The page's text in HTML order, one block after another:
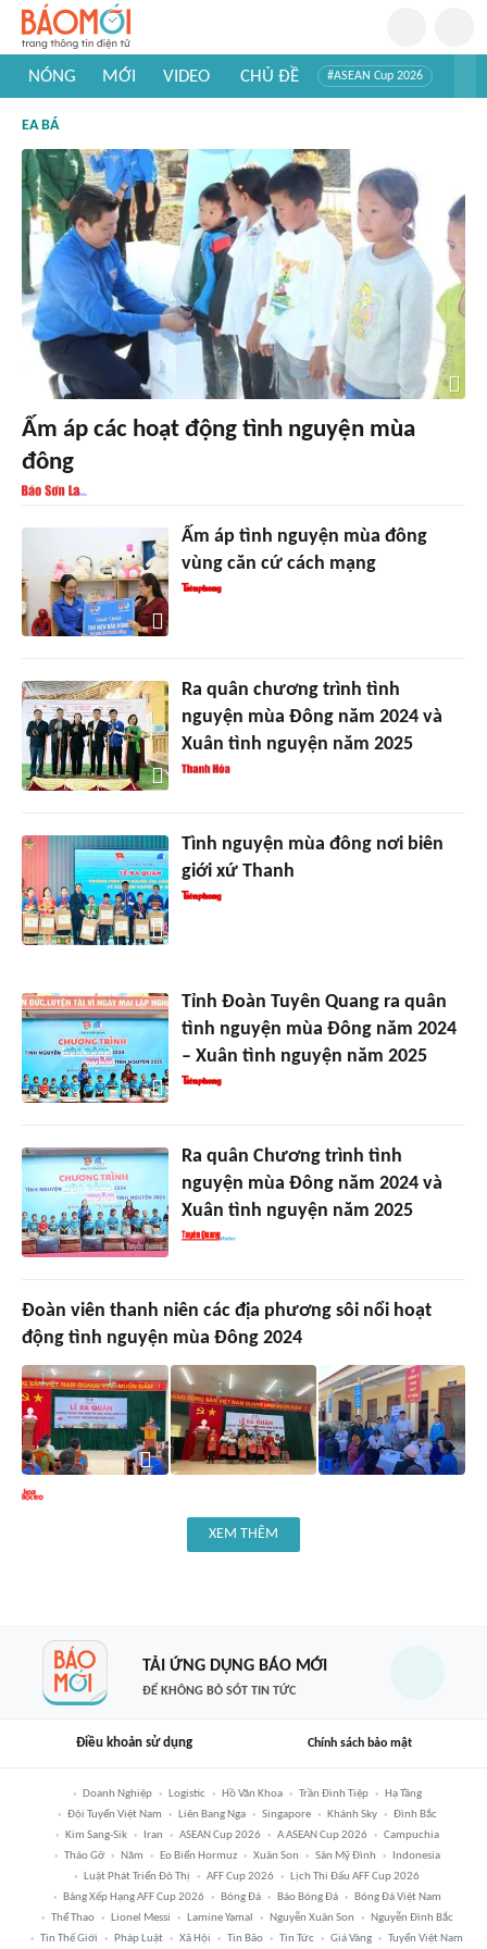
NÓNG MỚI VIDEO CHỦ ĐỀ #ASEAN Cup 2026
#Khám phá thế giới
EA BÁ
Ấm áp các hoạt động tình nguyện mùa
đông
Ấm áp tình nguyện mùa đông
vùng căn cứ cách mạng
Ra quân chương trình tình
nguyện mùa Đông năm 2024 và
Xuân tình nguyện năm 2025
Tình nguyện mùa đông nơi biên
giới xứ Thanh
Tỉnh Đoàn Tuyên Quang ra quân
tình nguyện mùa Đông năm 2024
– Xuân tình nguyện năm 2025
Ra quân Chương trình tình
nguyện mùa Đông năm 2024 và
Xuân tình nguyện năm 2025
Đoàn viên thanh niên các địa phương sôi nổi hoạt
động tình nguyện mùa Đông 2024
XEM THÊM
TẢI ỨNG DỤNG BÁO MỚI
ĐỂ KHÔNG BỎ SÓT TIN TỨC
Điều khoản sử dụng Chính sách bảo mật
Doanh Nghiệp Logistic Hồ Văn Khoa Trần Đình Tiệp
Hạ Tầng
Đội Tuyển Việt Nam
Liên Bang Nga Singapore Khánh Sky
Đình Bắc
Kim Sang-Sik
Iran ASEAN Cup 2026 A ASEAN Cup 2026
Campuchia
Tháo Gỡ
Năm Eo Biển Hormuz Xuân Son Sân Mỹ Đình
Indonesia
Luật Phát Triển Đô Thị
AFF Cup 2026
Lịch Thi Đấu AFF Cup 2026
Bảng Xếp Hạng AFF Cup 2026
Bóng Đá Báo Bóng Đá
Bóng Đá Việt Nam
Thể Thao
Lionel Messi Lamine Yamal Nguyễn Xuân Son
Nguyễn Đình Bắc
Tin Thế Giới
Pháp Luật Xã Hội Tin Bão Tin Tức Giá Vàng Tuyển Việt Nam